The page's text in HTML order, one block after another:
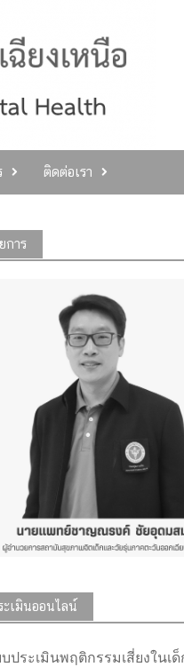
ติดต่อเรา
การ
เมินออนไลน์
ประเมินพฤติกรรมเสี่ยงในเ